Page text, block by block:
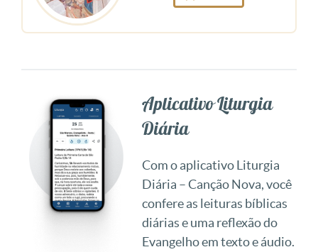
Aplicativo Liturgia
Diária
Com o aplicativo Liturgia
Diária – Canção Nova, você
confere as leituras bíblicas
diárias e uma reflexão do
Evangelho em texto e áudio.